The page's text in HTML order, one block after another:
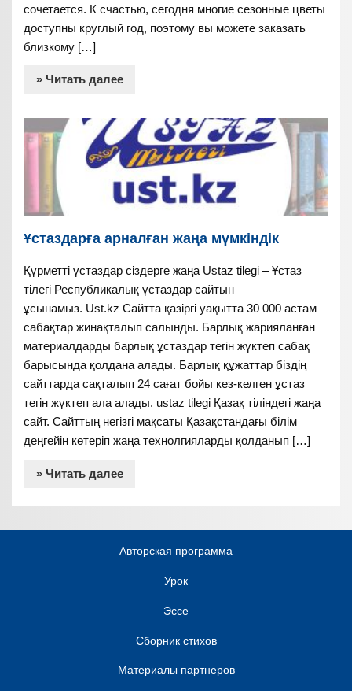
сочетается. К счастью, сегодня многие сезонные цветы
доступны круглый год, поэтому вы можете заказать
близкому […]
» Читать далее
Ұстаздарға арналған жаңа мүмкіндік
Құрметті ұстаздар сіздерге жаңа Ustaz tilegi – Ұстаз
тілегі Республикалық ұстаздар сайтын
ұсынамыз. Ust.kz Сайтта қазіргі уақытта 30 000 астам
сабақтар жинақталып салынды. Барлық жарияланған
материалдарды барлық ұстаздар тегін жүктеп сабақ
барысында қолдана алады. Барлық құжаттар біздің
сайттарда сақталып 24 сағат бойы кез-келген ұстаз
тегін жүктеп ала алады. ustaz tilegi Қазақ тіліндегі жаңа
сайт. Сайттың негізгі мақсаты Қазақстандағы білім
деңгейін көтеріп жаңа технолгияларды қолданып […]
» Читать далее
Авторская программа
Урок
Эссе
Сборник стихов
Материалы партнеров